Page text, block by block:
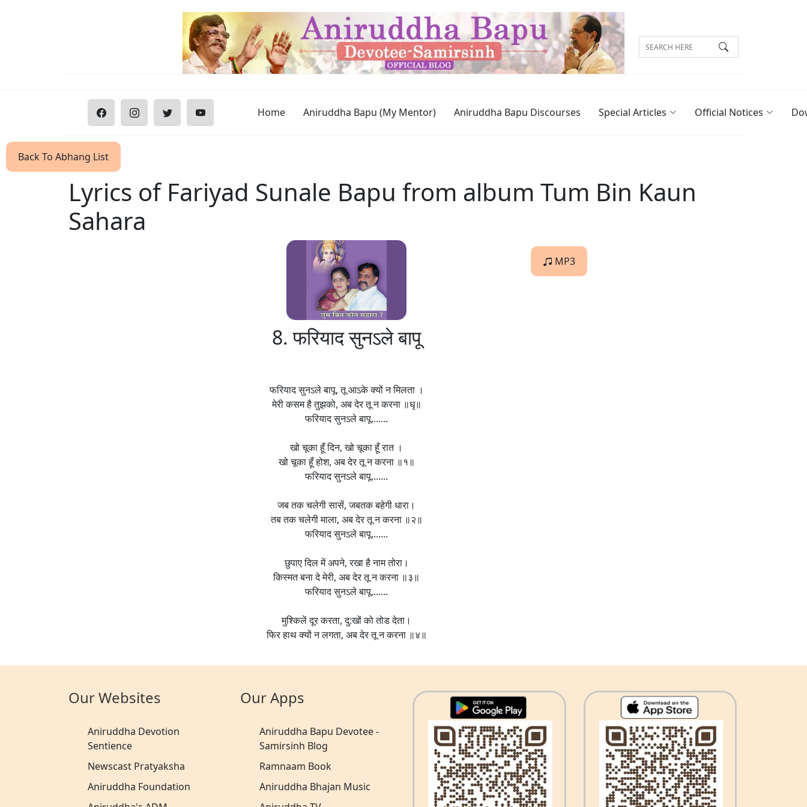
Home Aniruddha Bapu (My Mentor) Aniruddha Bapu Discourses Special Articles Official Notices
Back To Abhang List
Lyrics of Fariyad Sunale Bapu from album Tum Bin Kaun
Sahara
8. फरियाद सुनऽले बापू
फरियाद सुनऽले बापू, तू आऽके क्यों न मिलता ।
मेरी कसम है तुझको, अब देर तू न करना ॥धृ॥
फरियाद सुनऽले बापू.......
खो चूका हूँ दिन, खो चूका हूँ रात ।
खो चूका हूँ होश, अब देर तू न करना ॥१॥
फरियाद सुनऽले बापू.......
जब तक चलेगी सासें, जबतक बहेगी धारा।
तब तक चलेगी माला, अब देर तू न करना ॥२॥
फरियाद सुनऽले बापू.......
छुपाए दिल में अपने, रखा है नाम तोरा।
किस्मत बना दे मेरी, अब देर तू न करना ॥३॥
फरियाद सुनऽले बापू.......
मुश्किलें दूर करता, दु:खों को तोड देता।
फिर हाथ क्यों न लगता, अब देर तू न करना ॥४॥
MP3
Our Websites
Aniruddha Devotion
Sentience
Newscast Pratyaksha
Aniruddha Foundation
Our Apps
Aniruddha Bapu Devotee -
Samirsinh Blog
Ramnaam Book
Aniruddha Bhajan Music